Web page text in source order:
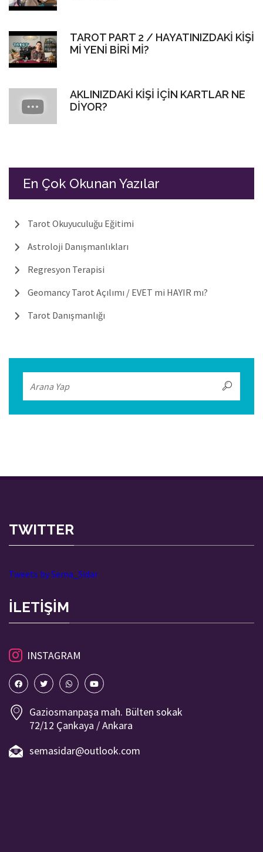
TAROT PART 2 / HAYATINIZDAKİ KİŞİ
Mİ YENİ BİRİ Mİ?
AKLINIZDAKİ KİŞİ İÇİN KARTLAR NE
DİYOR?
En Çok Okunan Yazılar
Tarot Okuyuculuğu Eğitimi
Astroloji Danışmanlıkları
Regresyon Terapisi
Geomancy Tarot Açılımı / EVET mi HAYIR mı?
Tarot Danışmanlığı
TWITTER
Tweets by Sema_Sidar
İLETİŞİM
INSTAGRAM
Gaziosmanpaşa mah. Bülten sokak
72/12 Çankaya / Ankara
semasidar@outlook.com